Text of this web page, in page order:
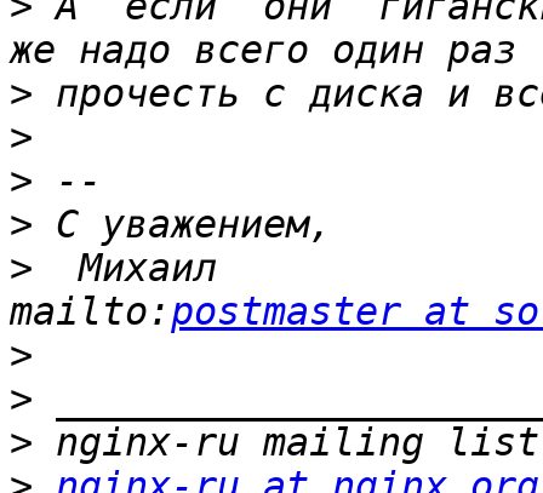
>
>
>
>
>
  Михаил
mailto:postmaster at
>
>
>